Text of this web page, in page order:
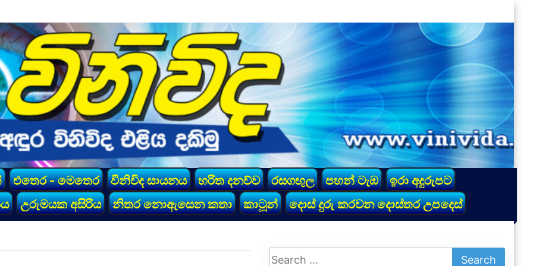
එතෙර - මෙතෙර විනිවිද සායනය හරිත දනව්ව රසගඟුල පහන් ටැඹ
ඉරා අදුරුපට
උරුමයක අසිරිය නිතර නොඇසෙන කතා කාටූන් දොස් දුරු කරවන දොස්තර උපදෙස්